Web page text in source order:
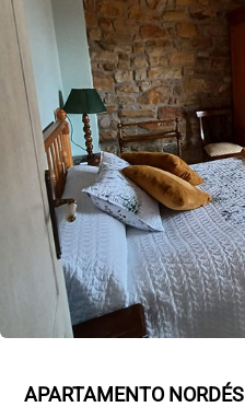
APARTAMENTO NORDÉS